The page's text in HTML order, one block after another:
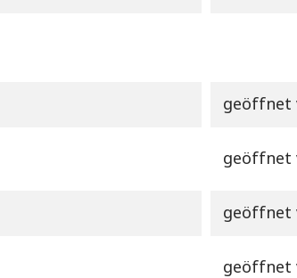
geöffnet
geöffnet
geöffnet
geöffnet